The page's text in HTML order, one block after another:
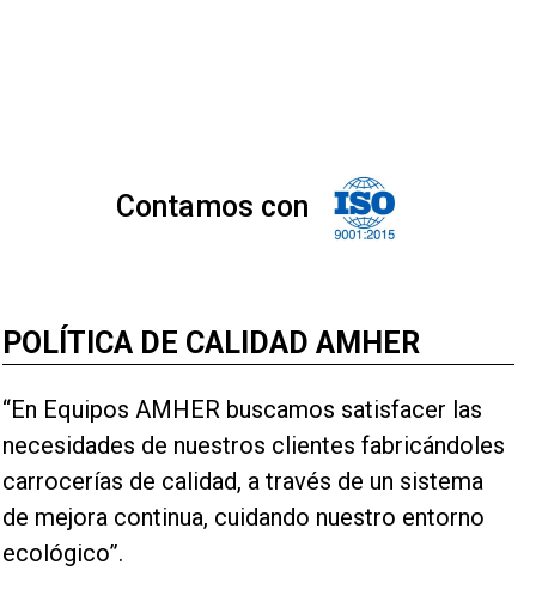
Contamos con
POLÍTICA DE CALIDAD AMHER
“En Equipos AMHER buscamos satisfacer las
necesidades de nuestros clientes fabricándoles
carrocerías de calidad, a través de un sistema
de mejora continua, cuidando nuestro entorno
ecológico”.